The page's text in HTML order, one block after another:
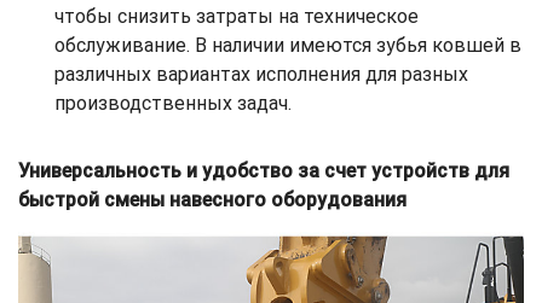
чтобы снизить затраты на техническое
обслуживание. В наличии имеются зубья ковшей в
различных вариантах исполнения для разных
производственных задач.
Универсальность и удобство за счет устройств для
быстрой смены навесного оборудования